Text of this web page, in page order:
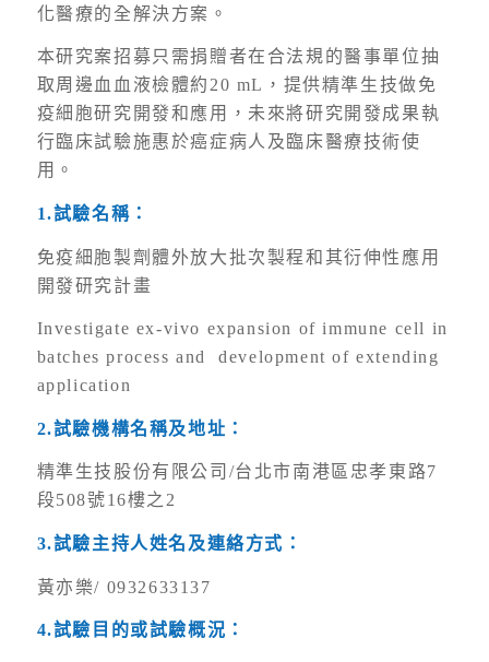
化醫療的全解決方案。
本研究案招募只需捐贈者在合法規的醫事單位抽
取周邊血血液檢體約20 mL，提供精準生技做免
疫細胞研究開發和應用，未來將研究開發成果執
行臨床試驗施惠於癌症病人及臨床醫療技術使
用。
1.試驗名稱：
免疫細胞製劑體外放大批次製程和其衍伸性應用
開發研究計畫
Investigate ex-vivo expansion of immune cell in
batches process and development of extending
application
2.試驗機構名稱及地址：
精準生技股份有限公司/台北市南港區忠孝東路7
段508號16樓之2
3.試驗主持人姓名及連絡方式：
黃亦樂/ 0932633137
4.試驗目的或試驗概況：